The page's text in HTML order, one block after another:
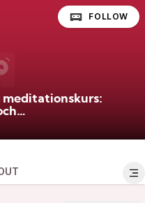
meditationskurs:
FOLLOW